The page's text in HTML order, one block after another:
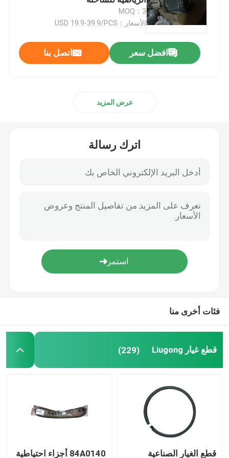
قطع الغيار Sdlg
قطع غيار كوماتسو
قطع غيار سينوتروك
قطع الغيار من Weichai
قطع غيار بيركنز
قطع غيار هيونداي
قطع الغيار من Shangchai
قطع غيار ايسوزو
MOQ：3
الأسعار：USD 19.9-39.9/PCS
افضل سعر اتصل بنا
عرض المزيد
اترك رسالة
فئات أخرى منا
قطع غيار Liugong (229)
قطع الغيار الصناعية
84A0140 أجزاء احتياطية